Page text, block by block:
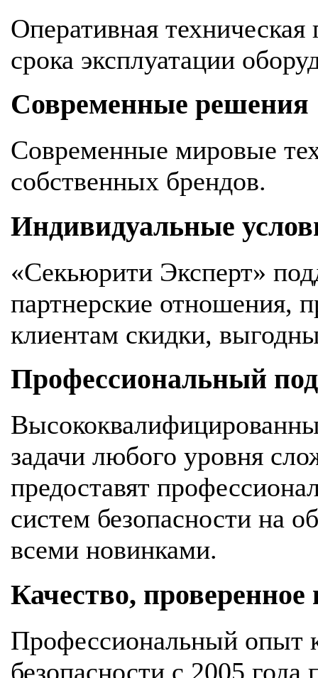
Оперативная техническая
срока эксплуатации
Современные решения
Современные мировые
собственных брендов.
Индивидуальные
«Секьюрити Эксперт»
партнерские отношения,
клиентам скидки,
Профессиональный
задачи любого уровня
предоставят
систем безопасности на
всеми новинками.
Качество,
Профессиональный опыт
безопасности с 2005 года